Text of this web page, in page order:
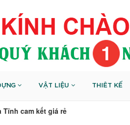
VẬT LIỆU THIÊT KẾ
cam kết giá rẻ